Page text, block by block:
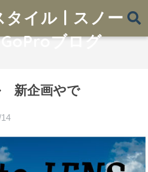
新企画やで